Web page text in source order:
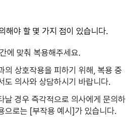
해야 할 몇 가지 점이 있습니다.
에 맞춰 복용해주세요.
의 상호작용을 피하기 위해, 복용 중
도 의사와 상담하시기 바랍니다.
날 경우 즉각적으로 의사에게 문의하
으로는 [부작용 예시]가 있습니다.